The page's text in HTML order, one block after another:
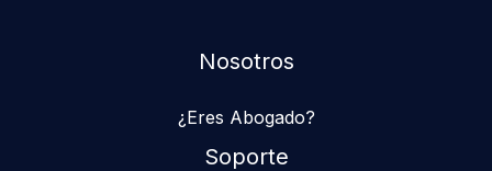
Nosotros
¿Eres Abogado?
Soporte